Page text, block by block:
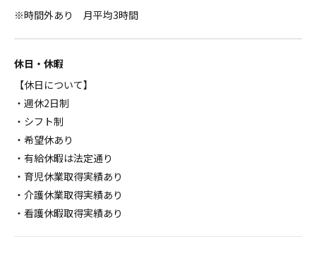
※時間外あり 月平均3時間
休日・休暇
【休日について】
・週休2日制
・シフト制
・希望休あり
・有給休暇は法定通り
・育児休業取得実績あり
・介護休業取得実績あり
・看護休暇取得実績あり